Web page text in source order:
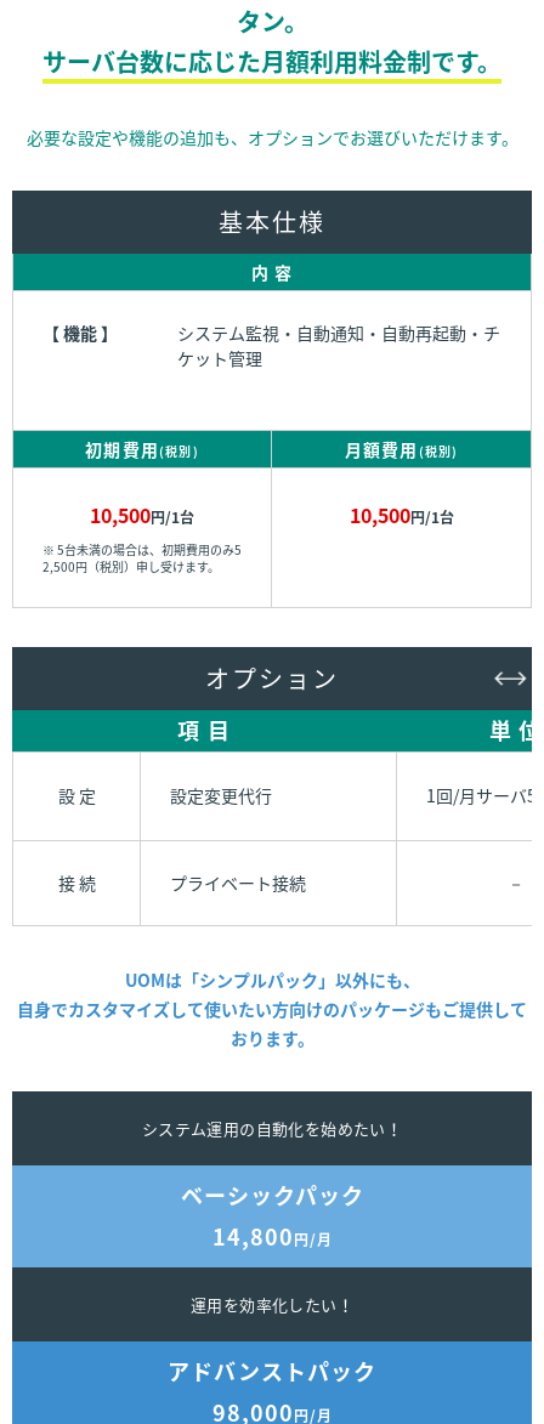
タン。
サーバ台数に応じた月額利用料金制です。
必要な設定や機能の追加も、オプションでお選びいただけます。
基本仕様
内 容
【 機能 】
システム監視・自動通知・自動再起動・チ
ケット管理
初期費用(税別)
10,500円/1台
※ 5台未満の場合は、初期費用のみ5
2,500円（税別）申し受けます。
月額費用 (税別)
10,500円/1台
オプション
項 目 単 位
設 定 設定変更代行 1回/月サーバ
接 続 プライベート接続 －
UOMは「シンプルパック」以外にも、
自身でカスタマイズして使いたい方向けのパッケージもご提供して
おります。
システム運用の自動化を始めたい！
ベーシックパック
14,800円/月
運用を効率化したい！
アドバンストパック
98,000円/月